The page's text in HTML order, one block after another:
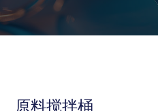
原料搅拌桶